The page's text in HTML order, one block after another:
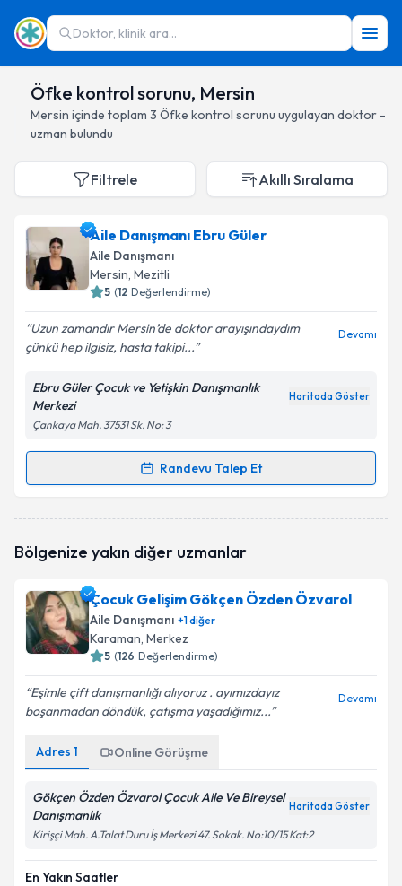
Doktor, klinik ara...
Öfke kontrol sorunu, Mersin
Mersin içinde toplam 3 Öfke kontrol sorunu uygulayan doktor -
uzman bulundu
Filtrele Akıllı Sıralama
Aile Danışmanı Ebru Güler
Aile Danışmanı
Mersin, Mezitli
5 (12 Değerlendirme)
Uzun zamandır Mersin’de doktor arayışındaydım
çünkü hep ilgisiz, hasta takipi...
Devamı
Ebru Güler Çocuk ve Yetişkin Danışmanlık
Merkezi
Haritada Göster
Çankaya Mah. 37531 Sk. No: 3
Randevu Talep Et
Randevu Takvimi Talebi
talebi oluşturun. Size bu uzmandan randevu almanız
bilgilendireceğiz.
E-posta Adresiniz
Kişisel verilerimin işlenmesine ilişkin
kapsamda işlenmesini kabul ediyorum.
Takvim Talebini Gönder
Bölgenize yakın diğer uzmanlar
Çocuk Gelişim Gökçen Özden Özvarol
Aile Danışmanı +1diğer
Karaman, Merkez
5 (126 Değerlendirme)
Eşimle çift danışmanlığı alıyoruz . ayımızdayız
boşanmadan döndük, çatışma yaşadığımız...
Devamı
Adres 1 Online Görüşme
Gökçen Özden Özvarol Çocuk Aile Ve Bireysel
Danışmanlık
Haritada Göster
Kirişçi Mah. A.Talat Duru İş Merkezi 47. Sokak. No:10/15 Kat:2
En Yakın Saatler